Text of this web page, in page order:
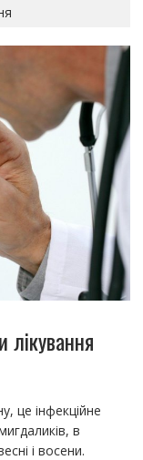
лікування
це інфекційне
в
і восени.